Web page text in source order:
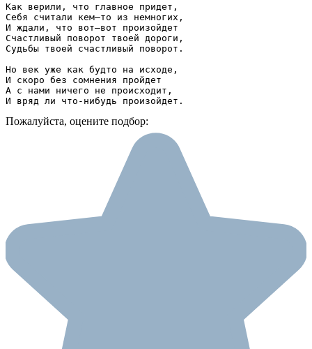
Как верили, что главное придет,
Себя считали кем—то из немногих,
И ждали, что вот—вот произойдет
Счастливый поворот твоей дороги,
Судьбы твоей счастливый поворот.
Но век уже как будто на исходе,
И скоро без сомнения пройдет
А с нами ничего не происходит,
И вряд ли что-нибудь произойдет.
Пожалуйста, оцените подбор: